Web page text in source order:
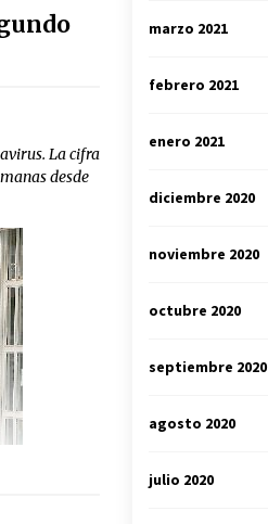
La cifra
desde
marzo 2021
febrero 2021
enero 2021
diciembre 2020
noviembre 2020
octubre 2020
septiembre 2020
agosto 2020
julio 2020